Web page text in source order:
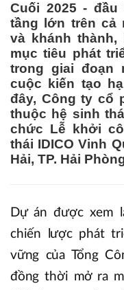
Cuối 2025 -
tầng lớn trên cả
và khánh
mục tiêu phát
trong giai đoạn
cuộc kiến tạo
đây, Công ty cổ
thuộc hệ sinh
chức Lễ khởi
thái IDICO Vinh
Hải, TP. Hải
Dự án được xem
chiến lược phát
vững của Tổng
đồng thời mở ra